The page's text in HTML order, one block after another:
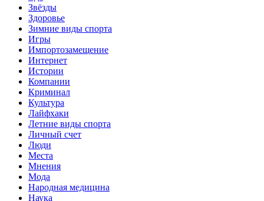
Звёзды
Здоровье
Зимние виды спорта
Игры
Импортозамещение
Интернет
Истории
Компании
Криминал
Культура
Лайфхаки
Летние виды спорта
Личный счет
Люди
Места
Мнения
Мода
Народная медицина
Наука